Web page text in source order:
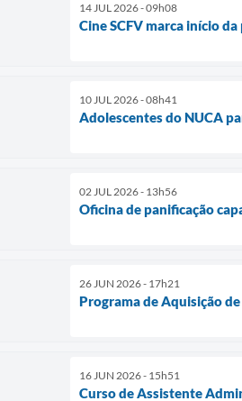
14 JUL 2026 - 09h08
Cine SCFV marca início
10 JUL 2026 - 08h41
Adolescentes do NUCA
02 JUL 2026 - 13h56
Oficina de panificação
26 JUN 2026 - 17h21
Programa de Aquisição
16 JUN 2026 - 15h51
Curso de Assistente